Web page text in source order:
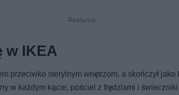
w IKEA
przeciwko sterylnym wnętrzom, a skończył
w każdym kącie, pościel z frędzlami i